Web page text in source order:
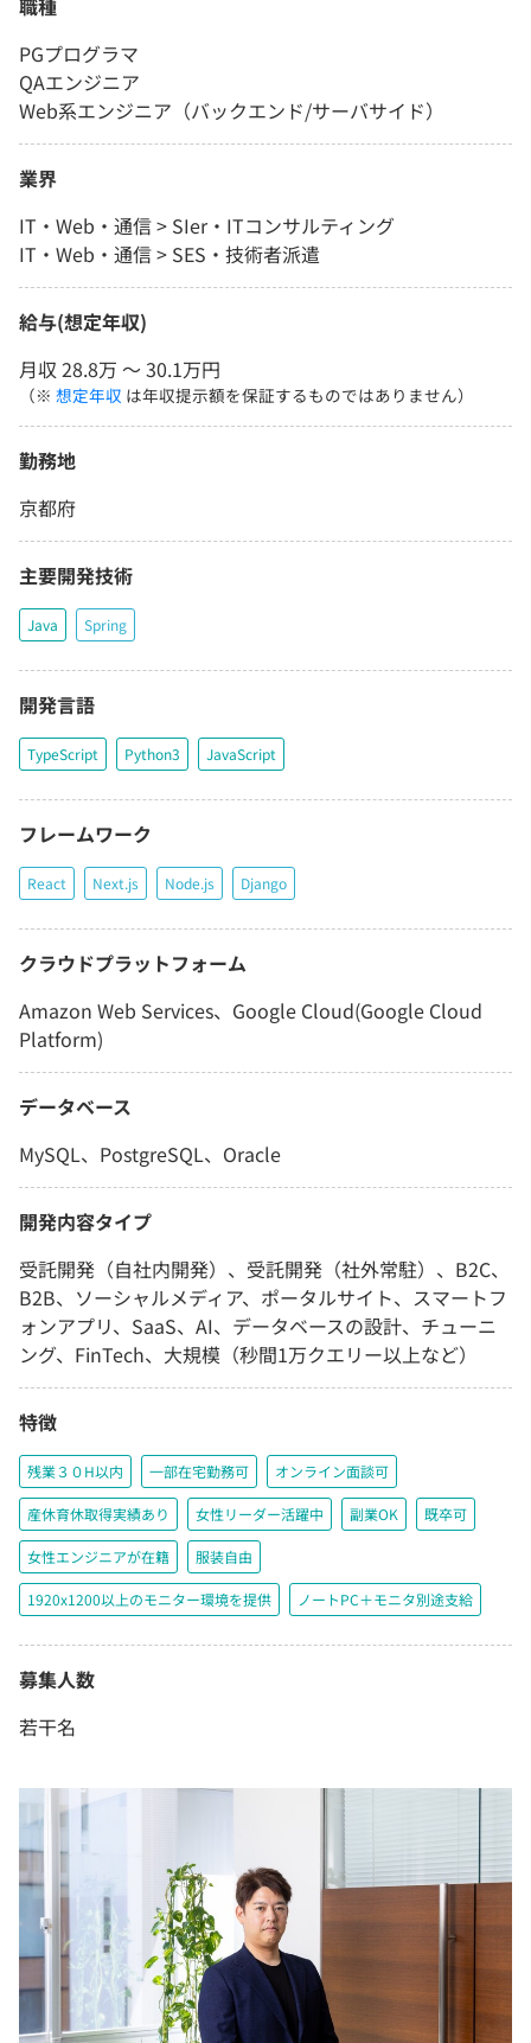
職種
PGプログラマ
QAエンジニア
Web系エンジニア（バックエンド/サーバサイド）
業界
IT・Web・通信 > SIer・ITコンサルティング
IT・Web・通信 > SES・技術者派遣
給与(想定年収)
月収 28.8万 〜 30.1万円
（※ 想定年収 は年収提示額を保証するものではありません）
勤務地
京都府
主要開発技術
Java Spring
開発言語
TypeScript Python3 JavaScript
フレームワーク
React Next.js Node.js Django
クラウドプラットフォーム
Amazon Web Services、Google Cloud(Google Cloud
Platform)
データベース
MySQL、PostgreSQL、Oracle
開発内容タイプ
受託開発（自社内開発）、受託開発（社外常駐）、B2C、
B2B、ソーシャルメディア、ポータルサイト、スマートフ
ォンアプリ、SaaS、AI、データベースの設計、チューニ
ング、FinTech、大規模（秒間1万クエリー以上など）
特徴
残業３０H以内 一部在宅勤務可 オンライン面談可
産休育休取得実績あり 女性リーダー活躍中 副業OK 既卒可
女性エンジニアが在籍 服装自由
1920x1200以上のモニター環境を提供 ノートPC＋モニタ別途支給
募集人数
若干名